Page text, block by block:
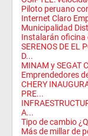
Piloto peruano
Internet Claro
Municipalidad
Instalarán oficina
SERENOS DE EL
D...
MINAM y SEGAT
Emprendedores
CHERY
PRE...
A...
Tipo de cambio
Más de millar de